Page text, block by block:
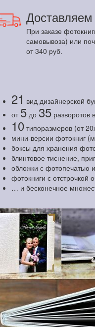
При заказе
самовывоза) или
от 340 руб.
21 вид дизайнерской
от 5 до 35 разворотов
10 типоразмеров (от
мини-версии фотокниг
боксы для хранения
блинтовое тиснение,
обложки с фотопечатью
фотокниги с отстрочкой
… и бесконечное